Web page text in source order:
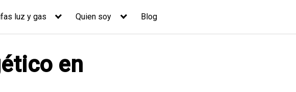
luz y gas Quien soy Blog
en